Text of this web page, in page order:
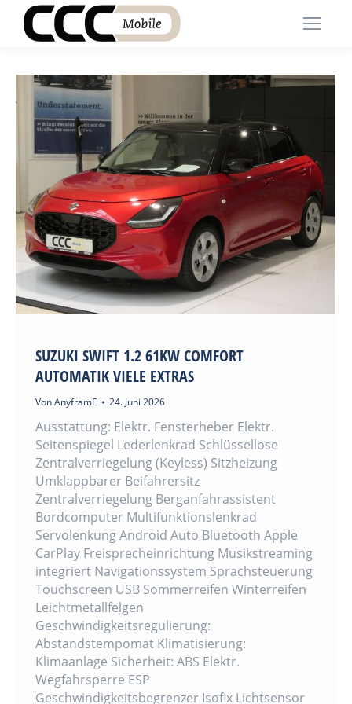
SUZUKI SWIFT 1.2 61KW COMFORT
AUTOMATIK VIELE EXTRAS
VonAnyframE 24. Juni 2026
Ausstattung: Elektr. Fensterheber Elektr.
Seitenspiegel Lederlenkrad Schlüssellose
Zentralverriegelung (Keyless) Sitzheizung
Umklappbarer Beifahrersitz
Zentralverriegelung Berganfahrassistent
Bordcomputer Multifunktionslenkrad
Servolenkung Android Auto Bluetooth Apple
CarPlay Freisprecheinrichtung Musikstreaming
integriert Navigationssystem Sprachsteuerung
Touchscreen USB Sommerreifen Winterreifen
Leichtmetallfelgen
Geschwindigkeitsregulierung:
Abstandstempomat Klimatisierung:
Klimaanlage Sicherheit: ABS Elektr.
Wegfahrsperre ESP
Geschwindigkeitsbegrenzer Isofix Lichtsensor